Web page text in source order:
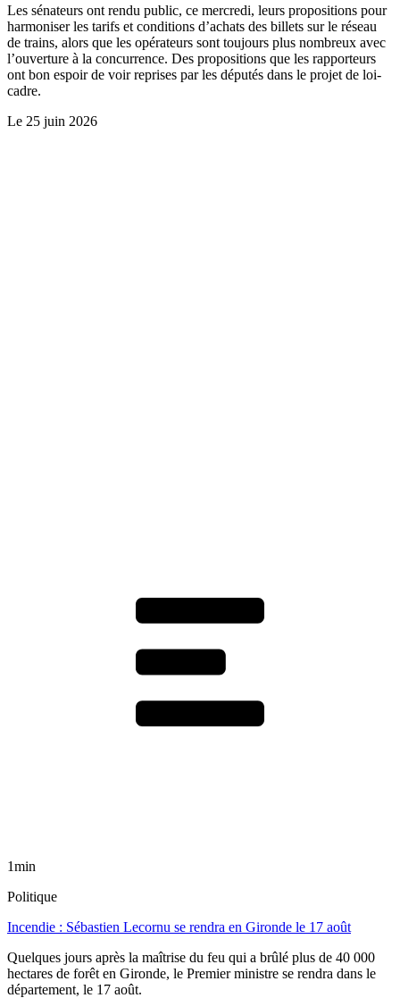
Les sénateurs ont rendu public, ce mercredi, leurs propositions pour
harmoniser les tarifs et conditions d’achats des billets sur le réseau
de trains, alors que les opérateurs sont toujours plus nombreux avec
l’ouverture à la concurrence. Des propositions que les rapporteurs
ont bon espoir de voir reprises par les députés dans le projet de loi-
cadre.
Le 25 juin 2026
1min
Politique
Incendie : Sébastien Lecornu se rendra en Gironde le 17 août
Quelques jours après la maîtrise du feu qui a brûlé plus de 40 000
hectares de forêt en Gironde, le Premier ministre se rendra dans le
département, le 17 août.